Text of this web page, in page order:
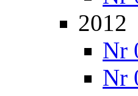
2012
Nr
Nr